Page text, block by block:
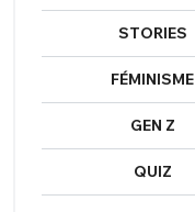
STORIES
FÉMINISME
GEN Z
QUIZ